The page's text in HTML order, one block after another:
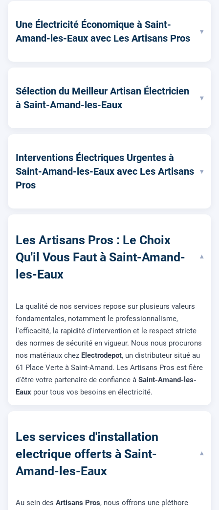
Une Électricité Économique à Saint-
Amand-les-Eaux avec Les Artisans Pros
▾
Sélection du Meilleur Artisan Électricien
à Saint-Amand-les-Eaux
▾
Interventions Électriques Urgentes à
Saint-Amand-les-Eaux avec Les Artisans
Pros
▾
Les Artisans Pros : Le Choix
Qu'il Vous Faut à Saint-Amand-
les-Eaux
▾
La qualité de nos services repose sur plusieurs valeurs
fondamentales, notamment le professionnalisme,
l'efficacité, la rapidité d'intervention et le respect stricte
des normes de sécurité en vigueur. Nous nous procurons
nos matériaux chez Electrodepot, un distributeur situé au
61 Place Verte à Saint-Amand. Les Artisans Pros est fière
d'être votre partenaire de confiance à Saint-Amand-les-
Eaux pour tous vos besoins en électricité.
Les services d'installation
electrique offerts à Saint-
Amand-les-Eaux
▾
Au sein des Artisans Pros, nous offrons une pléthore